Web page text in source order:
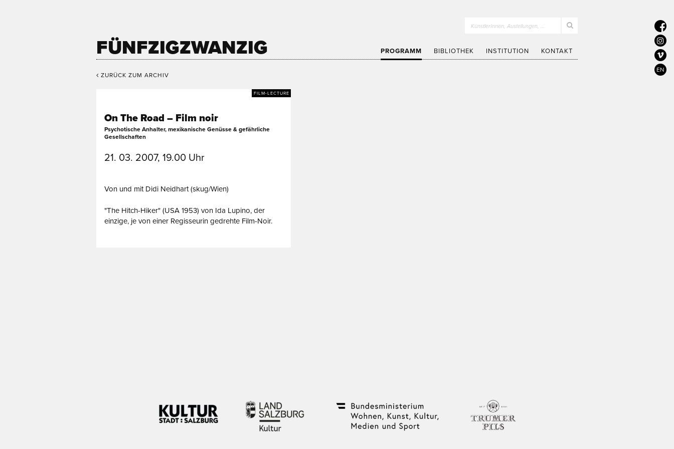
FÜNFZIGZWANZIG
KünstlerInnen, Austellungen, …
PROGRAMM BIBLIOTHEK INSTITUTION KONTAKT
EN
ZURÜCK ZUM ARCHIV
FILM-LECTURE
On The Road – Film noir
Psychotische Anhalter, mexikanische Genüsse & gefährliche
Gesellschaften
21. 03. 2007, 19.00 Uhr
Von und mit Didi Neidhart (skug/Wien)
"The Hitch-Hiker" (USA 1953) von Ida Lupino, der
einzige, je von einer Regisseurin gedrehte Film-Noir.